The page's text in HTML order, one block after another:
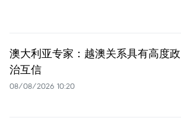
澳大利亚专家：越澳关系具有高度政
治互信
08/08/2026 10:20